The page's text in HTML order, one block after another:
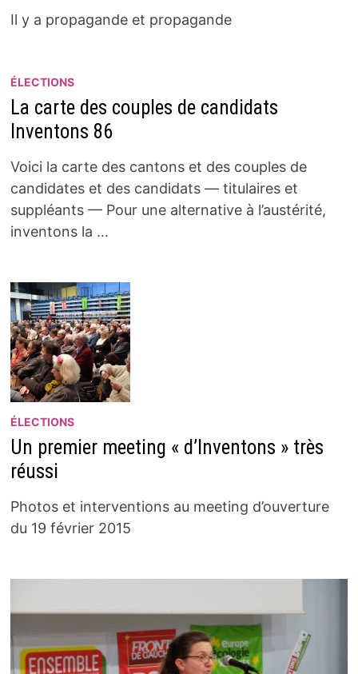
Il y a propagande et propagande
ÉLECTIONS
La carte des couples de candidats
Inventons 86
Voici la carte des cantons et des couples de
candidates et des candidats — titulaires et
suppléants — Pour une alternative à l’austérité,
inventons la …
ÉLECTIONS
Un premier meeting « d’Inventons » très
réussi
Photos et interventions au meeting d’ouverture
du 19 février 2015